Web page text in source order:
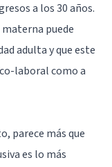
a los 30 años.
puede
adulta y que este
laboral como a
parece más que
es lo más